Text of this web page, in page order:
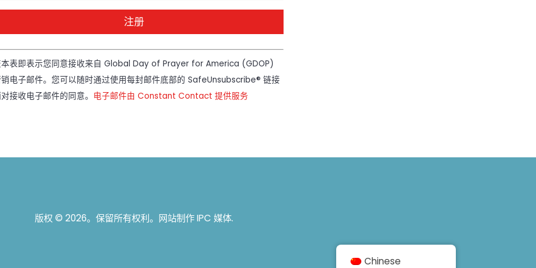
。
表即表示您同意接收来自 Global Day of Prayer for America (GDOP)
电子邮件。您可以随时通过使用每封邮件底部的 SafeUnsubscribe® 链接
接收电子邮件的同意。 电子邮件由 Constant Contact 提供服务
版权 © 2026。保留所有权利。网站制作IPC 媒体.
Chinese